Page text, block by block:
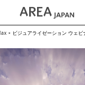
フォーラム | お問合せ
× ビジュアライゼーション ウェ